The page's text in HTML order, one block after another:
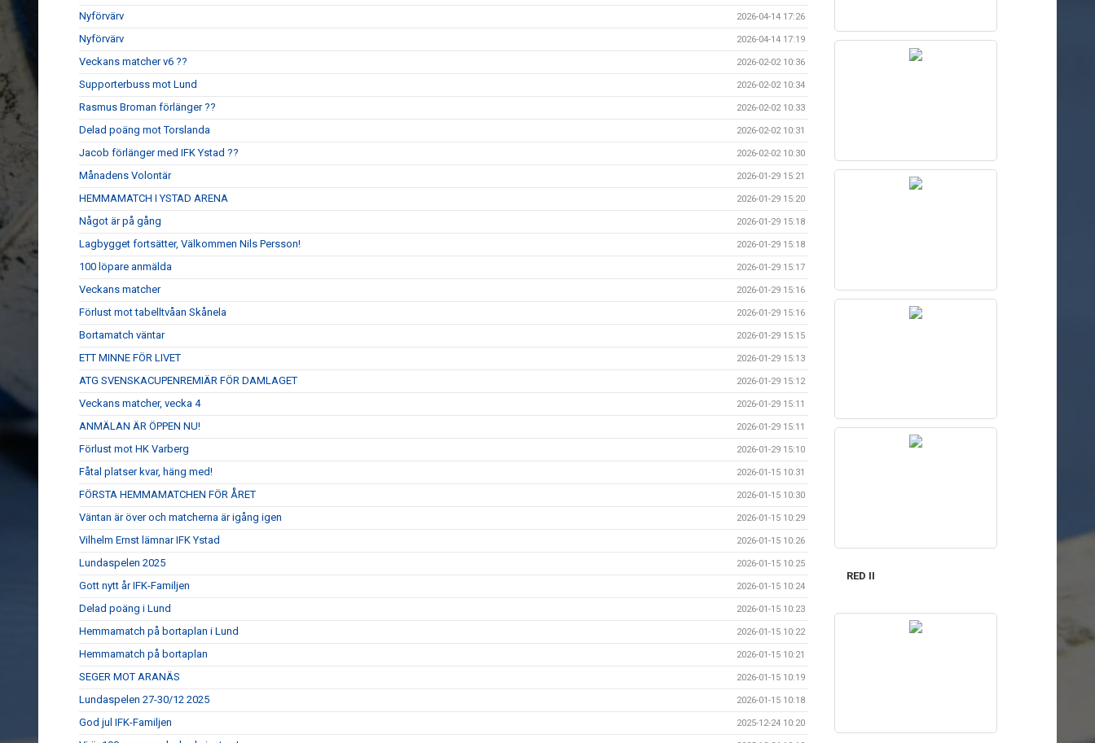
Nyförvärv 2026-04-14 17:26
Nyförvärv 2026-04-14 17:19
Veckans matcher v6 ?? 2026-02-02 10:36
Supporterbuss mot Lund 2026-02-02 10:34
Rasmus Broman förlänger ?? 2026-02-02 10:33
Delad poäng mot Torslanda 2026-02-02 10:31
Jacob förlänger med IFK Ystad ?? 2026-02-02 10:30
Månadens Volontär 2026-01-29 15:21
HEMMAMATCH I YSTAD ARENA 2026-01-29 15:20
Något är på gång 2026-01-29 15:18
Lagbygget fortsätter, Välkommen Nils Persson! 2026-01-29 15:18
100 löpare anmälda 2026-01-29 15:17
Veckans matcher 2026-01-29 15:16
Förlust mot tabelltvåan Skånela 2026-01-29 15:16
Bortamatch väntar 2026-01-29 15:15
ETT MINNE FÖR LIVET 2026-01-29 15:13
ATG SVENSKACUPENREMIÄR FÖR DAMLAGET 2026-01-29 15:12
Veckans matcher, vecka 4 2026-01-29 15:11
ANMÄLAN ÄR ÖPPEN NU! 2026-01-29 15:11
Förlust mot HK Varberg 2026-01-29 15:10
Fåtal platser kvar, häng med! 2026-01-15 10:31
FÖRSTA HEMMAMATCHEN FÖR ÅRET 2026-01-15 10:30
Väntan är över och matcherna är igång igen 2026-01-15 10:29
Vilhelm Ernst lämnar IFK Ystad 2026-01-15 10:26
Lundaspelen 2025 2026-01-15 10:25
Gott nytt år IFK-Familjen 2026-01-15 10:24
Delad poäng i Lund 2026-01-15 10:23
Hemmamatch på bortaplan i Lund 2026-01-15 10:22
Hemmamatch på bortaplan 2026-01-15 10:21
SEGER MOT ARANÄS 2026-01-15 10:19
Lundaspelen 27-30/12 2025 2026-01-15 10:18
God jul IFK-Familjen 2025-12-24 10:20
RED II